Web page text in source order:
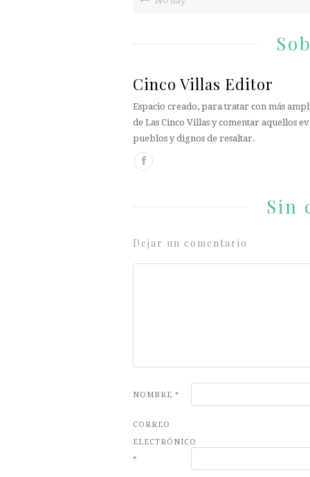
Cinco Villas Editor
Espacio creado, para tratar con más
de Las Cinco Villas y comentar aquellos
pueblos y dignos de resaltar.
Sin
Dejar un comentario
NOMBRE *
CORREO
ELECTRÓNICO
*